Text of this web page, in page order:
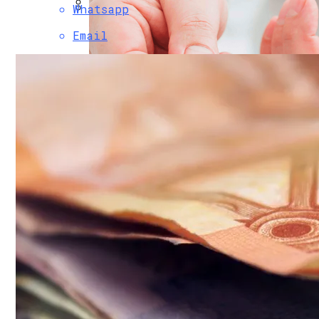
Черновик
«Нанимать Станет Сложнее, Чем Когда-
Финансовая Грамотность: Как
Как Найти Баланс Между Работой И
Почем «переобуться»? Разобрались
249 Пользователей Из 250
Научное Объяснение Через Сколько
Интересные И Познавательные Факты
Какие Болезни Люди Провоцируют
Whatsapp
Email